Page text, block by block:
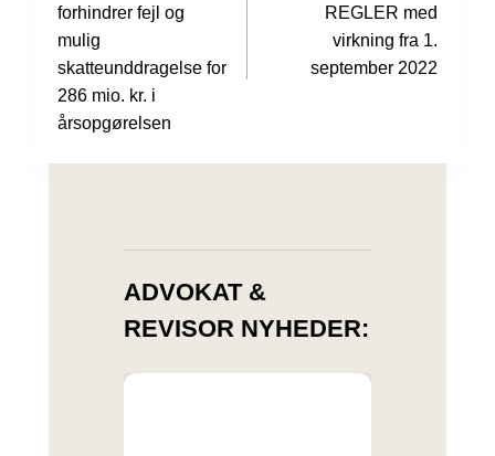
forhindrer fejl og
mulig
skatteunddragelse for
286 mio. kr. i
årsopgørelsen
REGLER med
virkning fra 1.
september 2022
ADVOKAT &
REVISOR NYHEDER: